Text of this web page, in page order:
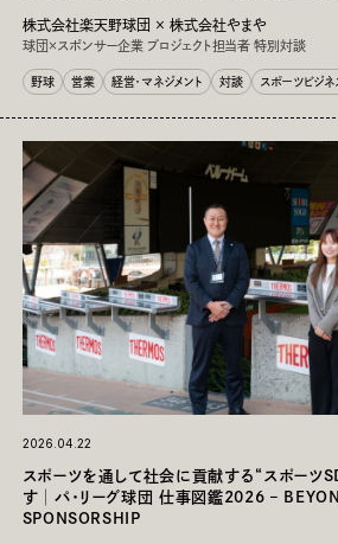
株式会社楽天野球団 × 株式会社やまや
球団×スポンサー企業 プロジェクト担当者 特別対談
野球 営業 経営・マネジメント 対談 スポーツビジネ
2026.04.22
スポーツを通して社会に貢献する“スポーツ
す│パ・リーグ球団 仕事図鑑2026 –
SPONSORSHIP